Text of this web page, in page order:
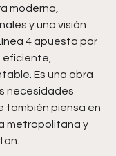
moderna,
y una visión
4 apuesta por
eficiente,
Es una obra
necesidades
también piensa en
metropolitana y